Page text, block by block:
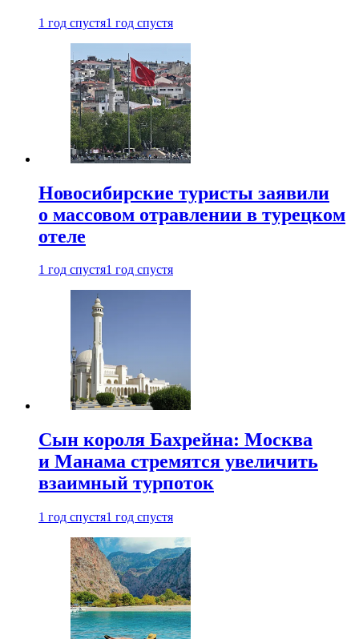
1 год спустя1 год спустя
Новосибирские туристы заявили
о массовом отравлении в турецком
отеле
1 год спустя1 год спустя
Сын короля Бахрейна: Москва
и Манама стремятся увеличить
взаимный турпоток
1 год спустя1 год спустя